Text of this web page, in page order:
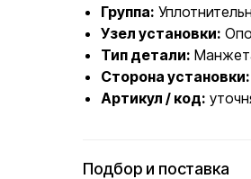
Группа:
Узел установки:
Тип детали:
Сторона установки:
Артикул / код:
Подбор и поставка